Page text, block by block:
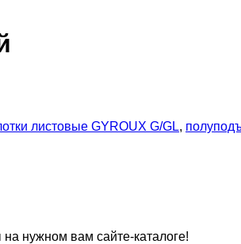
листовые GYROUX G/GL,
нужном вам сайте-каталоге!